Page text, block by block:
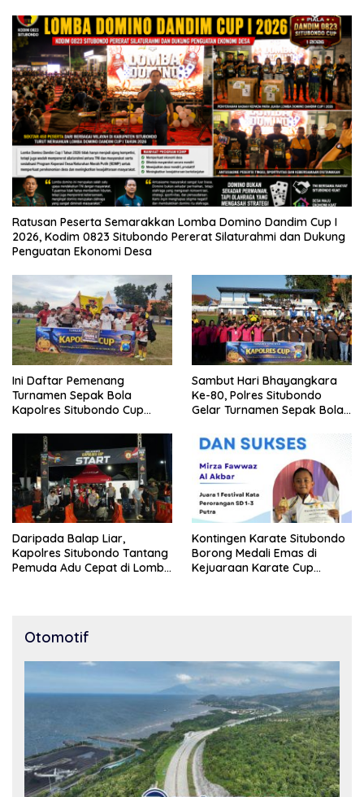
Ratusan Peserta Semarakkan Lomba Domino Dandim Cup I
2026, Kodim 0823 Situbondo Pererat Silaturahmi dan Dukung
Penguatan Ekonomi Desa
Ini Daftar Pemenang
Turnamen Sepak Bola
Kapolres Situbondo Cup
10 Tahun
Sambut Hari Bhayangkara
Ke-80, Polres Situbondo
Gelar Turnamen Sepak Bola
Daripada Balap Liar,
Kapolres Situbondo Tantang
Pemuda Adu Cepat di Lomba
Kontingen Karate Situbondo
Borong Medali Emas di
Kejuaraan Karate Cup
Otomotif